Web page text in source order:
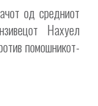
од средниот
Нахуел
помошникот-